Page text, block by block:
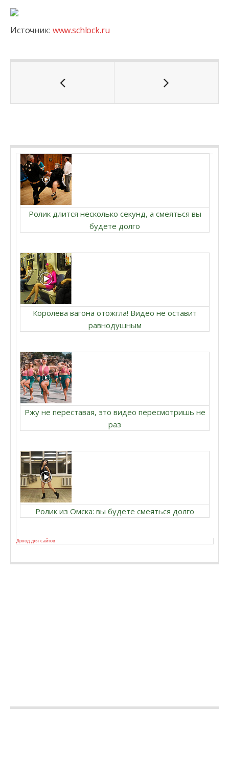
Источник: www.schlock.ru
Ролик длится несколько секунд, а смеяться вы
будете долго
Королева вагона отожгла! Видео не оставит
равнодушным
Ржу не переставая, это видео пересмотришь не
раз
Ролик из Омска: вы будете смеяться долго
Доход для сайтов